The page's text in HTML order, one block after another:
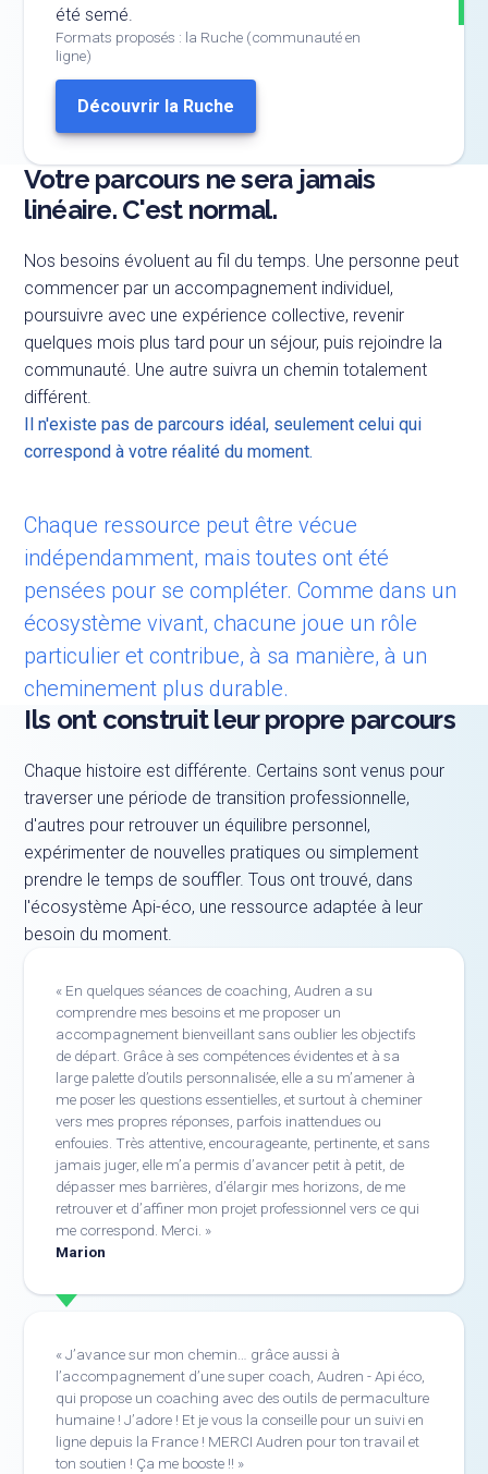
été semé.
Formats proposés : la Ruche (communauté en
ligne)
Découvrir la Ruche
Votre parcours ne sera jamais
linéaire. C'est normal.
Nos besoins évoluent au fil du temps. Une personne peut
commencer par un accompagnement individuel,
poursuivre avec une expérience collective, revenir
quelques mois plus tard pour un séjour, puis rejoindre la
communauté. Une autre suivra un chemin totalement
différent.
Il n'existe pas de parcours idéal, seulement celui qui
correspond à votre réalité du moment.
Chaque ressource peut être vécue
indépendamment, mais toutes ont été
pensées pour se compléter. Comme dans un
écosystème vivant, chacune joue un rôle
particulier et contribue, à sa manière, à un
cheminement plus durable.
Ils ont construit leur propre parcours
Chaque histoire est différente. Certains sont venus pour
traverser une période de transition professionnelle,
d'autres pour retrouver un équilibre personnel,
expérimenter de nouvelles pratiques ou simplement
prendre le temps de souffler. Tous ont trouvé, dans
l'écosystème Api-éco, une ressource adaptée à leur
besoin du moment.
En quelques séances de coaching, Audren a su
comprendre mes besoins et me proposer un
accompagnement bienveillant sans oublier les objectifs
de départ. Grâce à ses compétences évidentes et à sa
large palette d’outils personnalisée, elle a su m’amener à
me poser les questions essentielles, et surtout à cheminer
vers mes propres réponses, parfois inattendues ou
enfouies. Très attentive, encourageante, pertinente, et sans
jamais juger, elle m’a permis d’avancer petit à petit, de
dépasser mes barrières, d’élargir mes horizons, de me
retrouver et d’affiner mon projet professionnel vers ce qui
me correspond. Merci.
Marion
J’avance sur mon chemin… grâce aussi à
l’accompagnement d’une super coach, Audren - Api éco,
qui propose un coaching avec des outils de permaculture
humaine ! J’adore ! Et je vous la conseille pour un suivi en
ligne depuis la France ! MERCI Audren pour ton travail et
ton soutien ! Ça me booste !!